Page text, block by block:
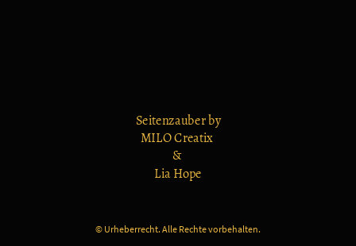
Seitenzauber by
MILO Creatix
&
Lia Hope
© Urheberrecht. Alle Rechte vorbehalten.